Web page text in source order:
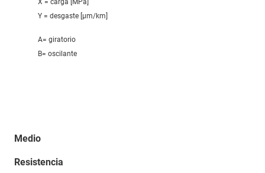
X = carga [MPa]
Y = desgaste [μm/km]
A= giratorio
B= oscilante
Medio
Resistencia